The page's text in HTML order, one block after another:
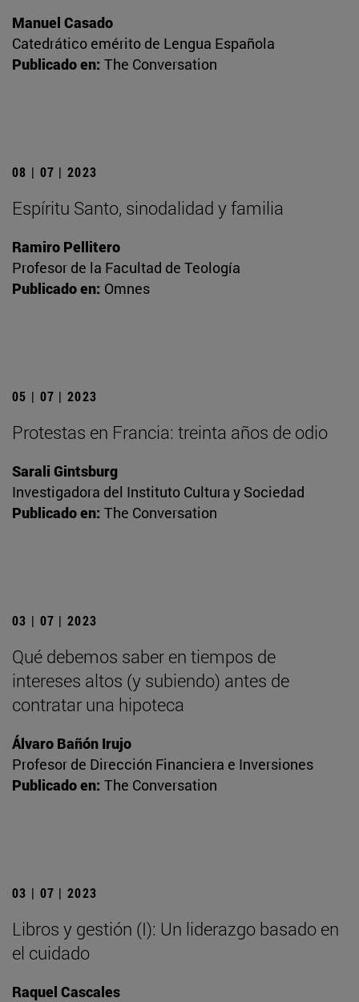
Manuel Casado
Catedrático emérito de Lengua Española
Publicado en: The Conversation
08 | 07 | 2023
Espíritu Santo, sinodalidad y familia
Ramiro Pellitero
Profesor de la Facultad de Teología
Publicado en: Omnes
05 | 07 | 2023
Protestas en Francia: treinta años de odio
Sarali Gintsburg
Investigadora del Instituto Cultura y Sociedad
Publicado en: The Conversation
03 | 07 | 2023
Qué debemos saber en tiempos de
intereses altos (y subiendo) antes de
contratar una hipoteca
Álvaro Bañón Irujo
Profesor de Dirección Financiera e Inversiones
Publicado en: The Conversation
03 | 07 | 2023
Libros y gestión (I): Un liderazgo basado en
el cuidado
Raquel Cascales